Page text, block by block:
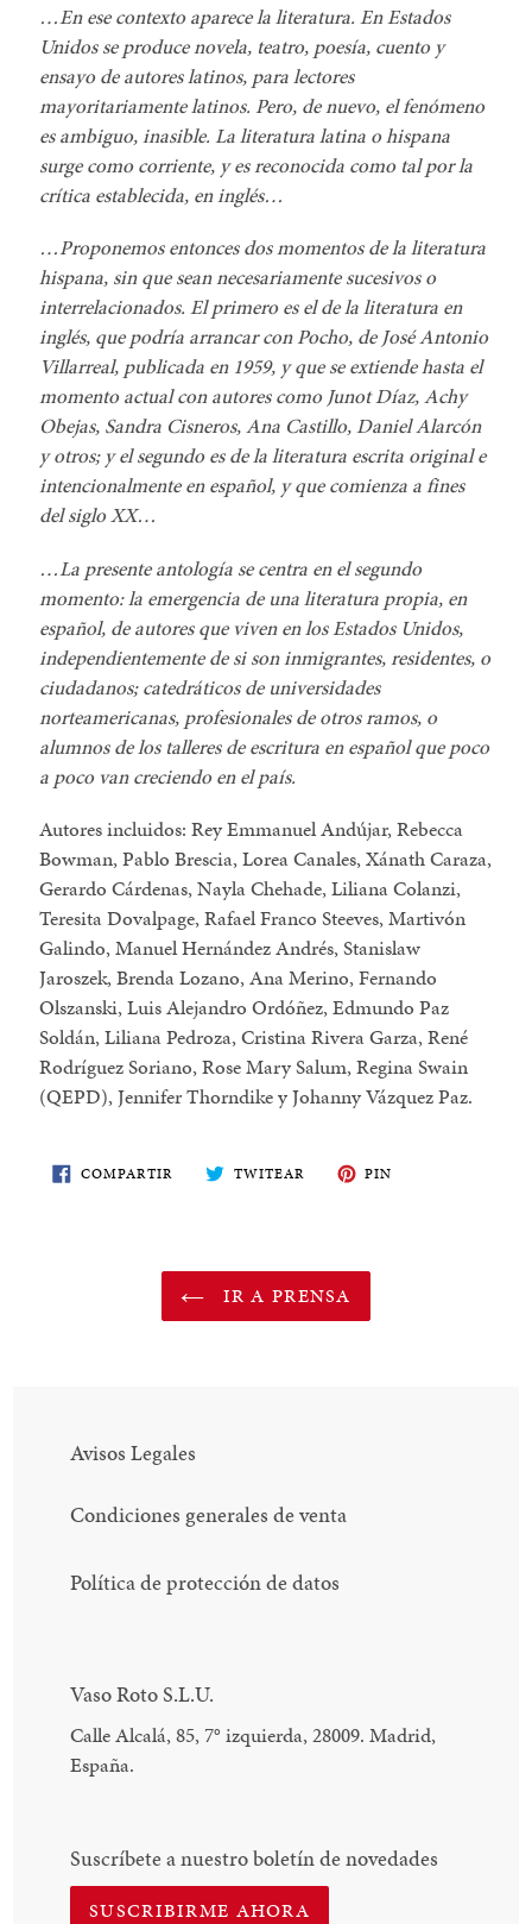
…En ese contexto aparece la literatura. En Estados
Unidos se produce novela, teatro, poesía, cuento y
ensayo de autores latinos, para lectores
mayoritariamente latinos. Pero, de nuevo, el fenómeno
es ambiguo, inasible. La literatura latina o hispana
surge como corriente, y es reconocida como tal por la
crítica establecida, en inglés…
…Proponemos entonces dos momentos de la literatura
hispana, sin que sean necesariamente sucesivos o
interrelacionados. El primero es el de la literatura en
inglés, que podría arrancar con Pocho, de José Antonio
Villarreal, publicada en 1959, y que se extiende hasta el
momento actual con autores como Junot Díaz, Achy
Obejas, Sandra Cisneros, Ana Castillo, Daniel Alarcón
y otros; y el segundo es de la literatura escrita original e
intencionalmente en español, y que comienza a fines
del siglo XX…
…La presente antología se centra en el segundo
momento: la emergencia de una literatura propia, en
español, de autores que viven en los Estados Unidos,
independientemente de si son inmigrantes, residentes, o
ciudadanos; catedráticos de universidades
norteamericanas, profesionales de otros ramos, o
alumnos de los talleres de escritura en español que poco
a poco van creciendo en el país.
Autores incluidos: Rey Emmanuel Andújar, Rebecca
Bowman, Pablo Brescia, Lorea Canales, Xánath Caraza,
Gerardo Cárdenas, Nayla Chehade, Liliana Colanzi,
Teresita Dovalpage, Rafael Franco Steeves, Martivón
Galindo, Manuel Hernández Andrés, Stanislaw
Jaroszek, Brenda Lozano, Ana Merino, Fernando
Olszanski, Luis Alejandro Ordóñez, Edmundo Paz
Soldán, Liliana Pedroza, Cristina Rivera Garza, René
Rodríguez Soriano, Rose Mary Salum, Regina Swain
(QEPD), Jennifer Thorndike y Johanny Vázquez Paz.
COMPARTIR COMPARTE
EN
TWITEAR TWITEA
EN
PIN
IR A PRENSA
Avisos Legales
Condiciones generales de venta
Política de protección de datos
Vaso Roto S.L.U.
Calle Alcalá, 85, 7° izquierda, 28009. Madrid,
España.
Suscríbete a nuestro boletín de novedades
SUSCRIBIRME AHORA